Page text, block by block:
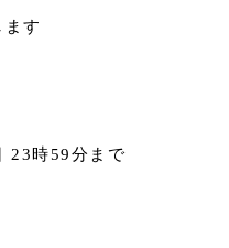
す
23時59分まで